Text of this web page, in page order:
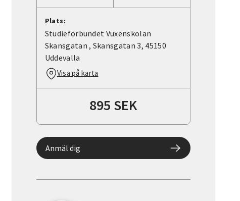
Plats:
Studieförbundet Vuxenskolan
Skansgatan , Skansgatan 3, 45150
Uddevalla
Visa på karta
895 SEK
Anmäl dig